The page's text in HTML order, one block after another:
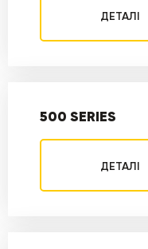
ДЕТАЛІ
500 SERIES
ДЕТАЛІ